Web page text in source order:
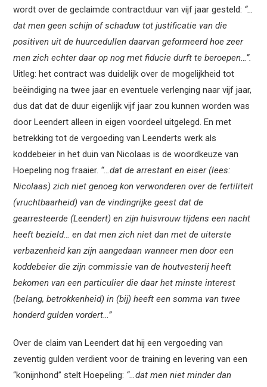
wordt over de geclaimde contractduur van vijf jaar gesteld: “…
dat men geen schijn of schaduw tot justificatie van die
positiven uit de huurcedullen daarvan geformeerd hoe zeer
men zich echter daar op nog met fiducie durft te beroepen…”.
Uitleg: het contract was duidelijk over de mogelijkheid tot
beëindiging na twee jaar en eventuele verlenging naar vijf jaar,
dus dat dat de duur eigenlijk vijf jaar zou kunnen worden was
door Leendert alleen in eigen voordeel uitgelegd. En met
betrekking tot de vergoeding van Leenderts werk als
koddebeier in het duin van Nicolaas is de woordkeuze van
Hoepeling nog fraaier. “…dat de arrestant en eiser (lees:
Nicolaas) zich niet genoeg kon verwonderen over de fertiliteit
(vruchtbaarheid) van de vindingrijke geest dat de
gearresteerde (Leendert) en zijn huisvrouw tijdens een nacht
heeft bezield… en dat men zich niet dan met de uiterste
verbazenheid kan zijn aangedaan wanneer men door een
koddebeier die zijn commissie van de houtvesterij heeft
bekomen van een particulier die daar het minste interest
(belang, betrokkenheid) in (bij) heeft een somma van twee
honderd gulden vordert…”
Over de claim van Leendert dat hij een vergoeding van
zeventig gulden verdient voor de training en levering van een
“konijnhond” stelt Hoepeling: “…dat men niet minder dan